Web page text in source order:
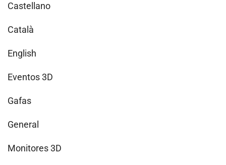
Castellano
Català
English
Eventos 3D
Gafas
General
Monitores 3D